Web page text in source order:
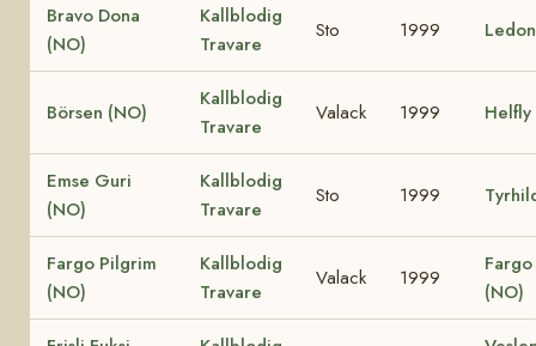
Bravo Dona
(NO)
Kallblodig
Travare
Sto 1999
Börsen (NO)
Kallblodig
Travare
Valack 1999
Emse Guri
(NO)
Kallblodig
Travare
Sto 1999
Fargo Pilgrim
(NO)
Kallblodig
Travare
Valack 1999
(NO)